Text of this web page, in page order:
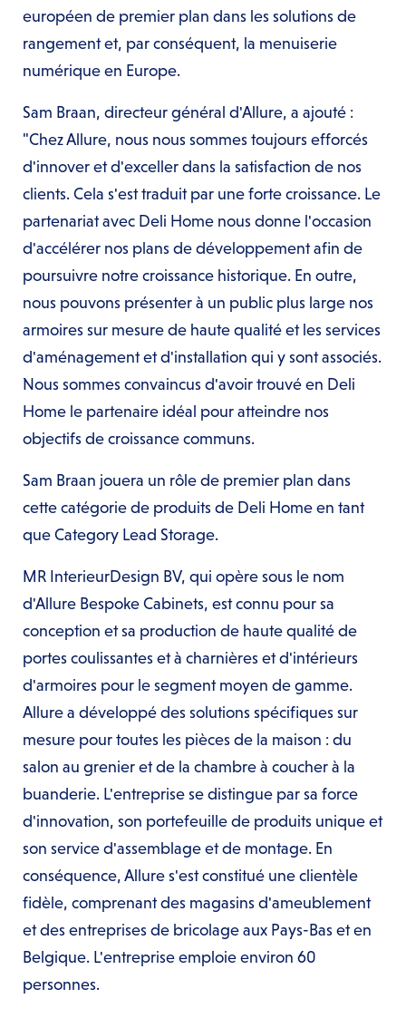
européen de premier plan dans les solutions de
rangement et, par conséquent, la menuiserie
numérique en Europe.
Sam Braan, directeur général d'Allure, a ajouté :
"Chez Allure, nous nous sommes toujours efforcés
d'innover et d'exceller dans la satisfaction de nos
clients. Cela s'est traduit par une forte croissance. Le
partenariat avec Deli Home nous donne l'occasion
d'accélérer nos plans de développement afin de
poursuivre notre croissance historique. En outre,
nous pouvons présenter à un public plus large nos
armoires sur mesure de haute qualité et les services
d'aménagement et d'installation qui y sont associés.
Nous sommes convaincus d'avoir trouvé en Deli
Home le partenaire idéal pour atteindre nos
objectifs de croissance communs.
Sam Braan jouera un rôle de premier plan dans
cette catégorie de produits de Deli Home en tant
que Category Lead Storage.
MR InterieurDesign BV, qui opère sous le nom
d'Allure Bespoke Cabinets, est connu pour sa
conception et sa production de haute qualité de
portes coulissantes et à charnières et d'intérieurs
d'armoires pour le segment moyen de gamme.
Allure a développé des solutions spécifiques sur
mesure pour toutes les pièces de la maison : du
salon au grenier et de la chambre à coucher à la
buanderie. L'entreprise se distingue par sa force
d'innovation, son portefeuille de produits unique et
son service d'assemblage et de montage. En
conséquence, Allure s'est constitué une clientèle
fidèle, comprenant des magasins d'ameublement
et des entreprises de bricolage aux Pays-Bas et en
Belgique. L'entreprise emploie environ 60
personnes.